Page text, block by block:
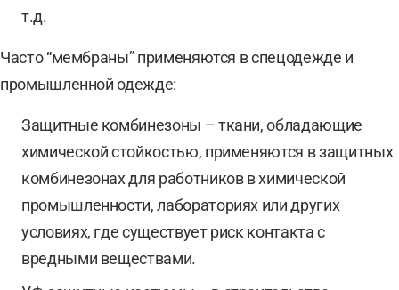
т.д.
Часто “мембраны” применяются в спецодежде и
промышленной одежде:
Защитные комбинезоны – ткани, обладающие
химической стойкостью, применяются в защитных
комбинезонах для работников в химической
промышленности, лабораториях или других
условиях, где существует риск контакта с
вредными веществами.